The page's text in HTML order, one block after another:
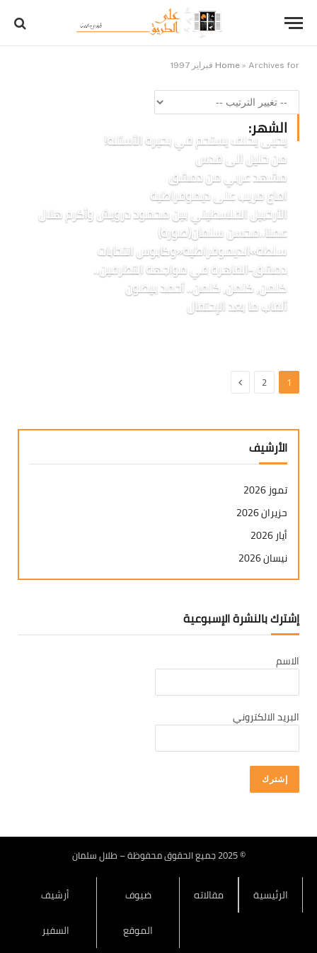
Home » Archives for فبراير 1997
الشهر:
يحيى يخلف يستحم في بحيرة الأسئلة!
من خليل الى قدس
مشهد عربي من دمشق
اماع مريب على ديموقراطية
الأرخبيل الفلسطيني بين محمود درويش وأكرم هلال
عمنا..محسن سلمان(صورة)
سلطة»الديموقراطية«وكابوس انتخابات
دمشق-القاهرة في مواجهة التطرفين..
كلمن، كلمن، كلمن.. أحمد بيضون
ألقاب ما بعد الإحتفال
1
2 التالي
الأرشيف
تموز 2026
حزيران 2026
أيار 2026
نيسان 2026
آذار 2026
كانون ثاني 2026
تشرين ثاني 2025
تشرين أول 2025
أيلول 2025
تموز 2025
حزيران 2025
كانون ثاني 2025
إشترك بالنشرة الإسبوعية
الاسم
البريد الالكتروني
© 2025 جميع الحقوق محفوظة – طلال سلمان
الرئيسية مقالاته
ضيوف
الموقع
أرشيف
السفير